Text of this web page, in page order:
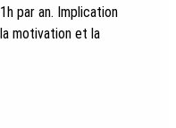
par an. Implication
motivation et la